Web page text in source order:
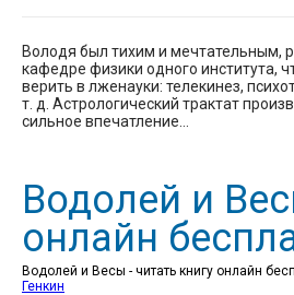
Володя был тихим и мечтательным,
кафедре физики одного института,
верить в лженауки: телекинез,
т. д. Астрологический трактат
сильное впечатление…
Водолей и
онлайн
Водолей и Весы - читать книгу онлайн
Генкин